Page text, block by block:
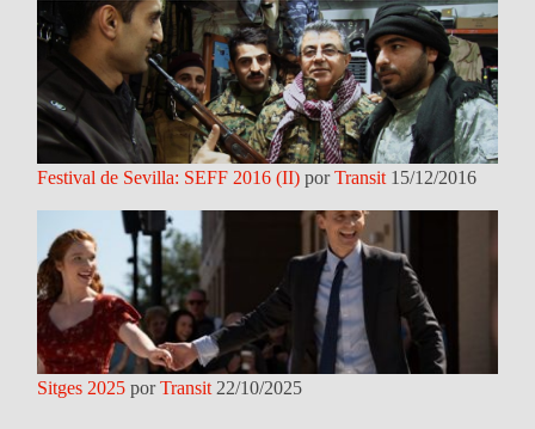
Festival de Sevilla: SEFF 2016 (II) porTransit 15/12/2016
Sitges 2025 porTransit 22/10/2025